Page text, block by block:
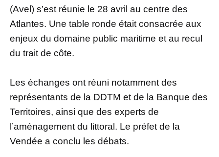
(Avel) s’est réunie le 28 avril au centre des
Atlantes. Une table ronde était consacrée aux
enjeux du domaine public maritime et au recul
du trait de côte.
Les échanges ont réuni notamment des
représentants de la DDTM et de la Banque des
Territoires, ainsi que des experts de
l’aménagement du littoral. Le préfet de la
Vendée a conclu les débats.